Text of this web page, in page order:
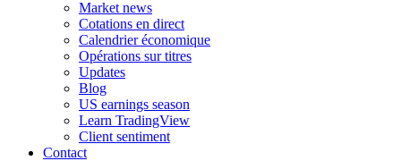
Market news
Cotations en direct
Calendrier économique
Opérations sur titres
Updates
Blog
US earnings season
Learn TradingView
Client sentiment
Contact